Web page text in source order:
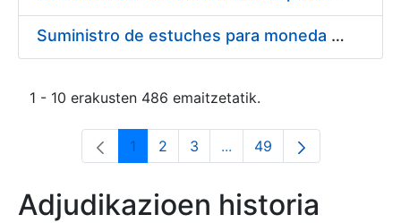
Suministro de estuches para moneda de 30 €
1 - 10 erakusten 486 emaitzetatik.
Orrialdea
1 Orrialdea
2 Orrialdea
3 ...Intermediate Pages Use
Orrialdea
49
Adjudikazioen historia